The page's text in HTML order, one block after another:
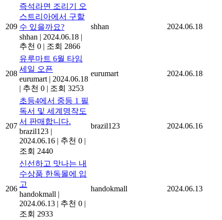
209
즉석라면 조리기 오
스트리아에서 구할
수 있을까요?
shhan | 2024.06.18 |
추천 0 | 조회 2866
shhan 2024.06.18
208
유루마트 6월 타임
세일 오픈
eurumart | 2024.06.18
| 추천 0 | 조회 3253
eurumart 2024.06.18
207
초등4에서 중등 1 필
독서 및 세계명작도
서 판매합니다.
brazil123 |
2024.06.16 | 추천 0 |
조회 2440
brazil123 2024.06.16
206
신선하고 맛나는 내
수상품 한독몰에 입
고
handokmall |
2024.06.13 | 추천 0 |
조회 2933
handokmall 2024.06.13